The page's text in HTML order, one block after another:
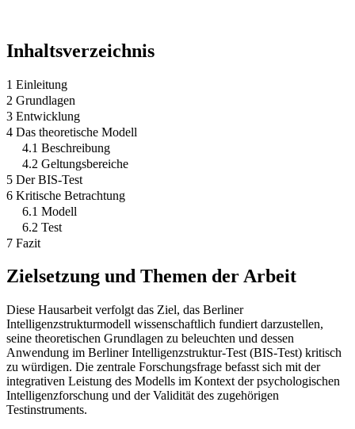
Inhaltsverzeichnis
1 Einleitung
2 Grundlagen
3 Entwicklung
4 Das theoretische Modell
4.1 Beschreibung
4.2 Geltungsbereiche
5 Der BIS-Test
6 Kritische Betrachtung
6.1 Modell
6.2 Test
7 Fazit
Zielsetzung und Themen der Arbeit
Diese Hausarbeit verfolgt das Ziel, das Berliner
Intelligenzstrukturmodell wissenschaftlich fundiert darzustellen,
seine theoretischen Grundlagen zu beleuchten und dessen
Anwendung im Berliner Intelligenzstruktur-Test (BIS-Test) kritisch
zu würdigen. Die zentrale Forschungsfrage befasst sich mit der
integrativen Leistung des Modells im Kontext der psychologischen
Intelligenzforschung und der Validität des zugehörigen
Testinstruments.